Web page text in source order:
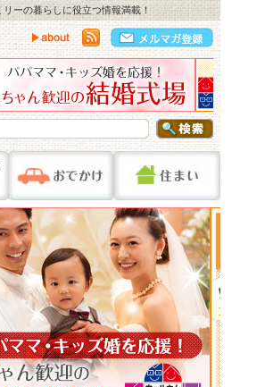
ーの暮らしに役立つ情報満載！